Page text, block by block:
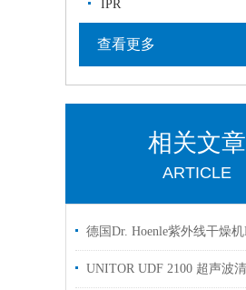
IPR
查看更多
相关文章
ARTICLE